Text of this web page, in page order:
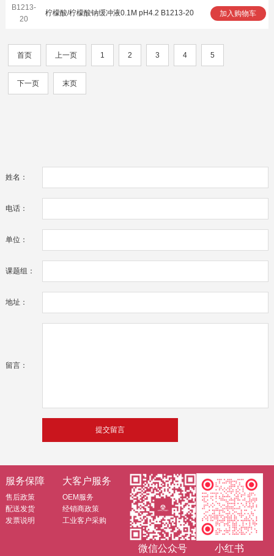
B1213-
20
柠檬酸/柠檬酸钠缓冲液0.1M pH4.2 B1213-20 加入购物车
首页 上一页 1 2 3 4 5
下一页 末页
姓名：
电话：
单位：
课题组：
地址：
留言：
服务保障
售后政策
配送发货
发票说明
大客户服务
OEM服务
经销商政策
工业客户采购
微信公众号 小红书